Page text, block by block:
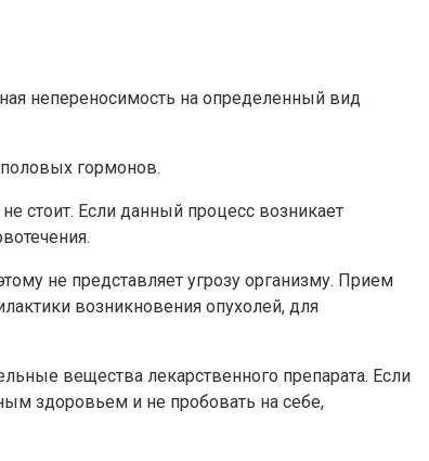
непереносимость на определенный вид
гормонов.
стоит. Если данный процесс возникает
не представляет угрозу организму. Прием
возникновения опухолей, для
вещества лекарственного препарата. Если
здоровьем и не пробовать на себе,